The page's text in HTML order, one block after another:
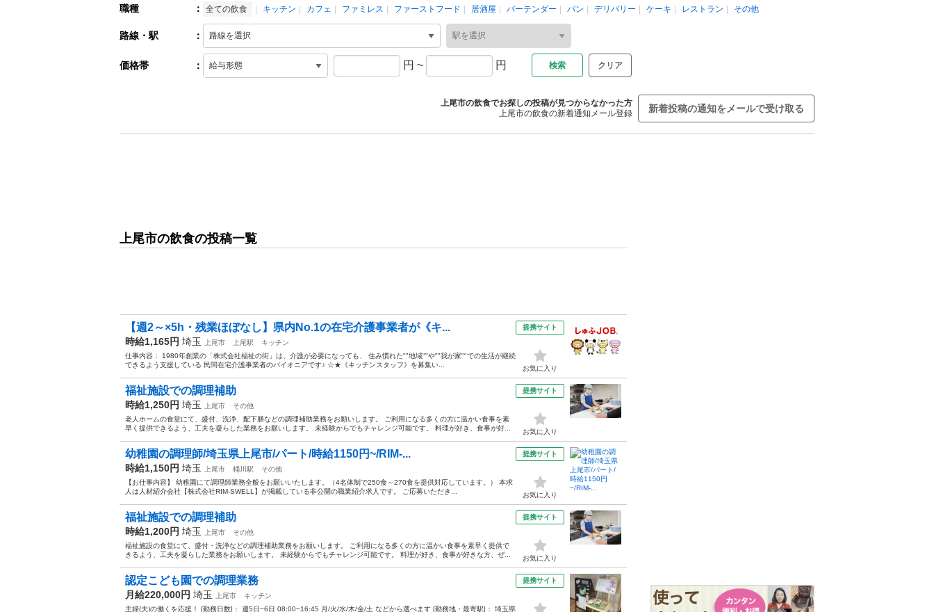
職種 ： 全ての飲食 キッチン カフェ ファミレス ファーストフード 居酒屋 バーテンダー パン デリバリー ケーキ レストラン その他
路線・駅 ：
価格帯 ： 円 ~ 円 クリア
上尾市の飲食でお探しの投稿が見つからなかった方
上尾市の飲食の新着通知メール登録
新着投稿の通知をメールで受け取る
上尾市の飲食の投稿一覧
【週2～×5h・残業ほぼなし】県内No.1の在宅介護事業者が《キ...
時給1,165円 埼玉 上尾市 上尾駅
キッチン
仕事内容： 1980年創業の「株式会社福祉の街」は、介護が必要になっても、 住み慣れた""地域""や""我が家""での生活が継続
できるよう支援している 民間在宅介護事業者のパイオニアです♪ ☆★《キッチンスタッフ》を募集い...
提携サイト
お気に入り
福祉施設での調理補助
時給1,250円 埼玉 上尾市
その他
老人ホームの食堂にて、盛付、洗浄、配下膳などの調理補助業務をお願いします。 ご利用になる多くの方に温かい食事を素
早く提供できるよう、工夫を凝らした業務をお願いします。 未経験からでもチャレンジ可能です。 料理が好き、食事が好...
提携サイト
お気に入り
幼稚園の調理師/埼玉県上尾市/パート/時給1150円~/RIM-...
時給1,150円 埼玉 上尾市 桶川駅
その他
【お仕事内容】 幼稚園にて調理師業務全般をお願いいたします。（4名体制で250食～270食を提供対応しています。） 本求
人は人材紹介会社【株式会社RIM-SWELL】が掲載している非公開の職業紹介求人です。 ご応募いただき...
提携サイト
お気に入り
福祉施設での調理補助
時給1,200円 埼玉 上尾市
その他
福祉施設の食堂にて、盛付・洗浄などの調理補助業務をお願いします。 ご利用になる多くの方に温かい食事を素早く提供で
きるよう、工夫を凝らした業務をお願いします。 未経験からでもチャレンジ可能です。 料理が好き、食事が好きな方、ぜ...
提携サイト
お気に入り
認定こども園での調理業務
月給220,000円 埼玉 上尾市
キッチン
主婦(夫)の働くを応援！ [勤務日数]： 週5日~6日 08:00~16:45 月/火/水/木/金/土 などから選べます [勤務地・最寄駅]： 埼玉県
提携サイト